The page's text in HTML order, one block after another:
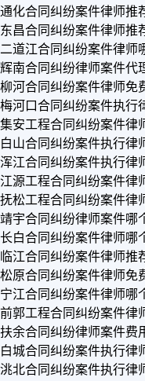
通化合同纠纷案件律师推
东昌合同纠纷案件律师推
二道江合同纠纷案件律师
辉南合同纠纷律师案件代
柳河合同纠纷案件律师免
梅河口合同纠纷案件执行
集安工程合同纠纷案件律
白山合同纠纷案件执行律
浑江合同纠纷案件执行律
江源工程合同纠纷案件律
抚松工程合同纠纷案件律
靖宇合同纠纷律师案件哪
长白合同纠纷案件律师哪
临江合同纠纷案件律师推
松原合同纠纷案件律师免
宁江合同纠纷案件律师哪
前郭工程合同纠纷案件律
扶余合同纠纷律师案件费
白城合同纠纷案件执行律
洮北合同纠纷案件执行律